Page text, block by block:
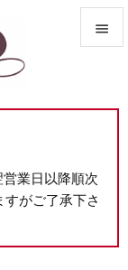


前へ

業日以降順次
がご了承下さ